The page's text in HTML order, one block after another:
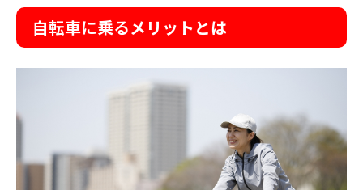
自転車に乗るメリットとは